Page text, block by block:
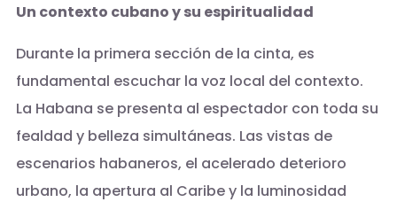
Un contexto cubano y su espiritualidad
Durante la primera sección de la cinta, es
fundamental escuchar la voz local del contexto.
La Habana se presenta al espectador con toda su
fealdad y belleza simultáneas. Las vistas de
escenarios habaneros, el acelerado deterioro
urbano, la apertura al Caribe y la luminosidad